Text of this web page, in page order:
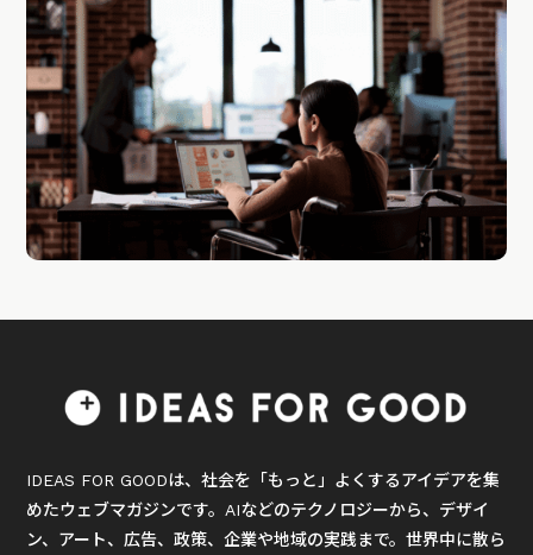
IDEAS FOR GOODは、社会を「もっと」よくするアイデアを集
めたウェブマガジンです。AIなどのテクノロジーから、デザイ
ン、アート、広告、政策、企業や地域の実践まで。世界中に散ら